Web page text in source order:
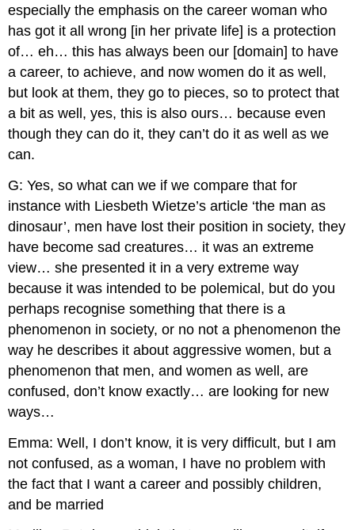
especially the emphasis on the career woman who
has got it all wrong [in her private life] is a protection
of… eh… this has always been our [domain] to have
a career, to achieve, and now women do it as well,
but look at them, they go to pieces, so to protect that
a bit as well, yes, this is also ours… because even
though they can do it, they can’t do it as well as we
can.
G: Yes, so what can we if we compare that for
instance with Liesbeth Wietze’s article ‘the man as
dinosaur’, men have lost their position in society, they
have become sad creatures… it was an extreme
view… she presented it in a very extreme way
because it was intended to be polemical, but do you
perhaps recognise something that there is a
phenomenon in society, or no not a phenomenon the
way he describes it about aggressive women, but a
phenomenon that men, and women as well, are
confused, don’t know exactly… are looking for new
ways…
Emma: Well, I don’t know, it is very difficult, but I am
not confused, as a woman, I have no problem with
the fact that I want a career and possibly children,
and be married